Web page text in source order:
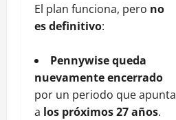
El plan funciona, pero no
es definitivo:
Pennywise queda
nuevamente encerrado
por un periodo que apunta
a los próximos 27 años.